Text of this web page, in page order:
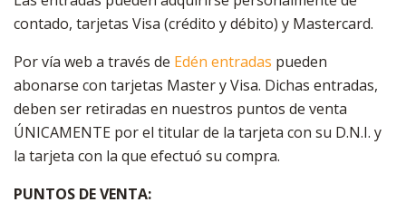
contado, tarjetas Visa (crédito y débito) y Mastercard.
Por vía web a través de Edén entradas pueden
abonarse con tarjetas Master y Visa. Dichas entradas,
deben ser retiradas en nuestros puntos de venta
ÚNICAMENTE por el titular de la tarjeta con su D.N.I. y
la tarjeta con la que efectuó su compra.
PUNTOS DE VENTA: